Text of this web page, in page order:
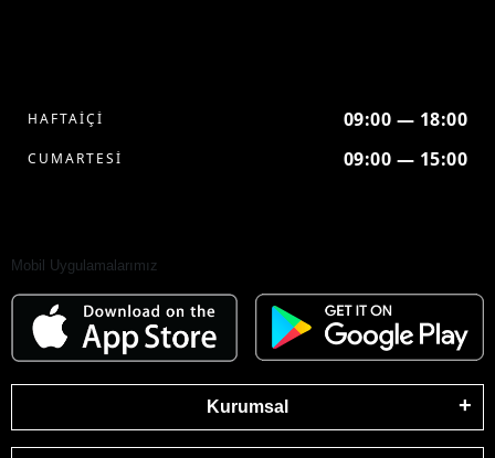
HAFTAİÇİ 09:00 — 18:00
CUMARTESİ 09:00 — 15:00
Mobil Uygulamalarımız
Kurumsal